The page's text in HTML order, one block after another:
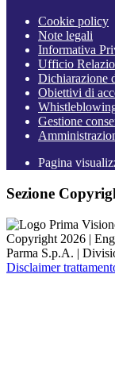
Cookie policy
Note legali
Informativa
Ufficio
Dichiarazione
Obiettivi di
Gestione
Pagina
Sezione
Copyright 2026 |
Parma S.p.A. |
Disclaimer